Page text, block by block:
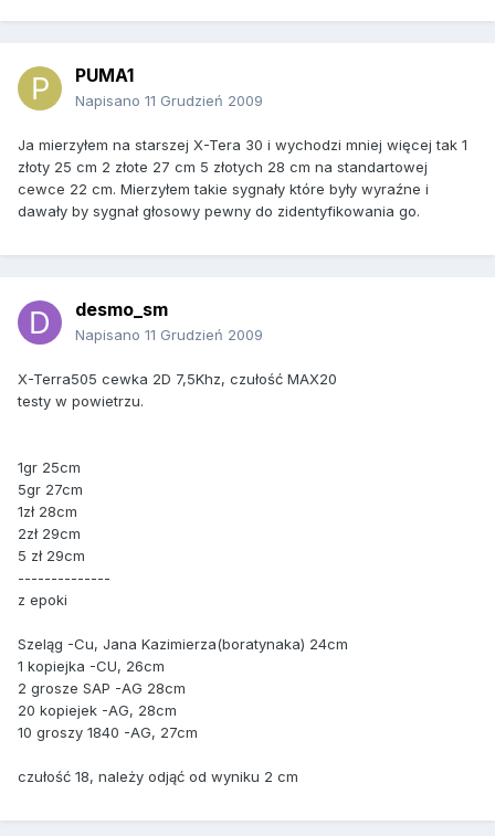
PUMA1
Napisano 11 Grudzień 2009
Ja mierzyłem na starszej X-Tera 30 i wychodzi mniej więcej tak 1
złoty 25 cm 2 złote 27 cm 5 złotych 28 cm na standartowej
cewce 22 cm. Mierzyłem takie sygnały które były wyraźne i
dawały by sygnał głosowy pewny do zidentyfikowania go.
desmo_sm
Napisano 11 Grudzień 2009
X-Terra505 cewka 2D 7,5Khz, czułość MAX20
testy w powietrzu.
1gr 25cm
5gr 27cm
1zł 28cm
2zł 29cm
5 zł 29cm
--------------
z epoki
Szeląg -Cu, Jana Kazimierza(boratynaka) 24cm
1 kopiejka -CU, 26cm
2 grosze SAP -AG 28cm
20 kopiejek -AG, 28cm
10 groszy 1840 -AG, 27cm
czułość 18, należy odjąć od wyniku 2 cm